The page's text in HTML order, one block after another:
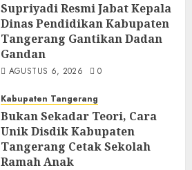
Supriyadi Resmi Jabat Kepala
Dinas Pendidikan Kabupaten
Tangerang Gantikan Dadan
Gandan
AGUSTUS 6, 2026 0
Kabupaten Tangerang
Bukan Sekadar Teori, Cara
Unik Disdik Kabupaten
Tangerang Cetak Sekolah
Ramah Anak